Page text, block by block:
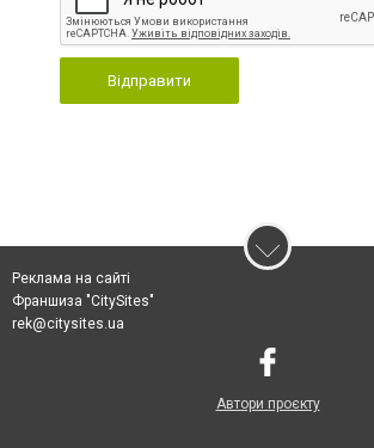
Відправити
Реклама на сайті
Франшиза "CitySites"
rek@citysites.ua
Автори проєкту